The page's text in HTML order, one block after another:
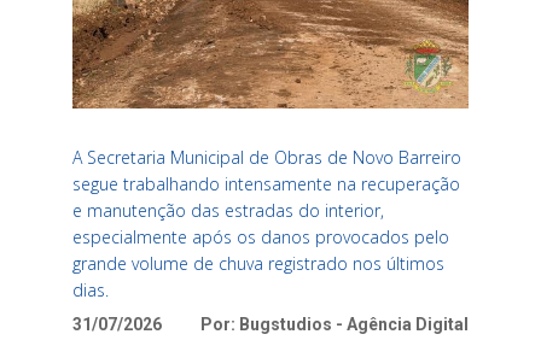
A Secretaria Municipal de Obras de Novo Barreiro
segue trabalhando intensamente na recuperação
e manutenção das estradas do interior,
especialmente após os danos provocados pelo
grande volume de chuva registrado nos últimos
dias.
31/07/2026 Por: Bugstudios - Agência Digital